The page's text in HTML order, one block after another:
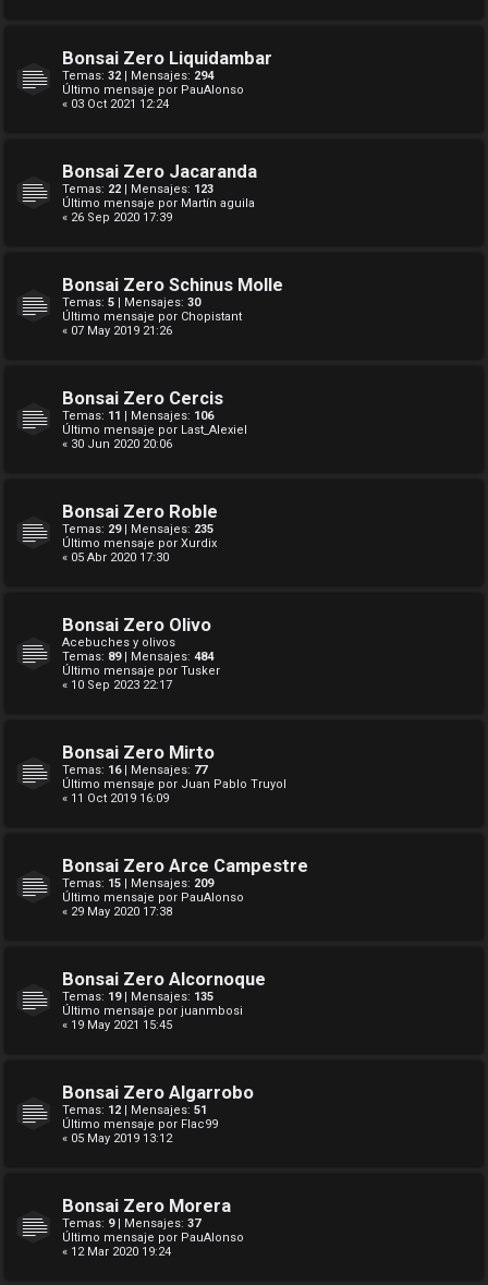
Bonsai Zero Liquidambar
Temas: 32 | Mensajes: 294
Último mensaje por PauAlonso
« 03 Oct 2021 12:24
Bonsai Zero Jacaranda
Temas: 22 | Mensajes: 123
Último mensaje por Martín aguila
« 26 Sep 2020 17:39
Bonsai Zero Schinus Molle
Temas: 5 | Mensajes: 30
Último mensaje por Chopistant
« 07 May 2019 21:26
Bonsai Zero Cercis
Temas: 11 | Mensajes: 106
Último mensaje por Last_Alexiel
« 30 Jun 2020 20:06
Bonsai Zero Roble
Temas: 29| Mensajes: 235
Último mensaje por Xurdix
« 05 Abr 2020 17:30
Bonsai Zero Olivo
Acebuches y olivos
Temas: 89| Mensajes: 484
Último mensaje por Tusker
« 10 Sep 2023 22:17
Bonsai Zero Mirto
Temas: 16| Mensajes: 77
Último mensaje por Juan Pablo Truyol
« 11 Oct 2019 16:09
Bonsai Zero Arce Campestre
Temas: 15 | Mensajes: 209
Último mensaje por PauAlonso
« 29 May 2020 17:38
Bonsai Zero Alcornoque
Temas: 19| Mensajes: 135
Último mensaje por juanmbosi
« 19 May 2021 15:45
Bonsai Zero Algarrobo
Temas: 12 | Mensajes: 51
Último mensaje por Flac99
« 05 May 2019 13:12
Bonsai Zero Morera
Temas: 9| Mensajes: 37
Último mensaje por PauAlonso
« 12 Mar 2020 19:24